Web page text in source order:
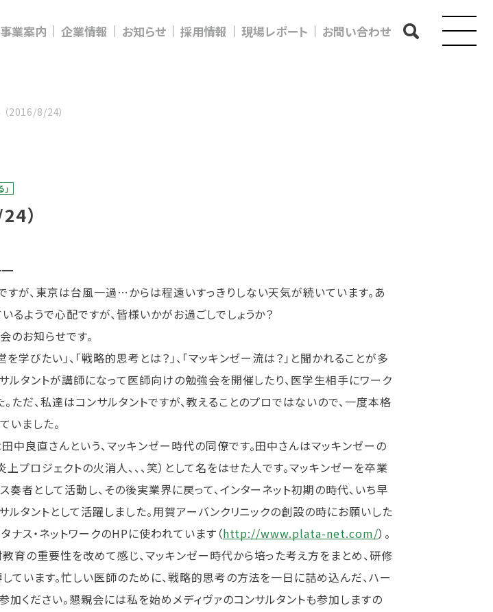
事業案内 企業情報 お知らせ 採用情報 現場レポート お問い合わせ
2016/8/24）
）
が、東京は台風一過…からは程遠いすっきりしない天気が続いています。あ
るようで心配ですが、皆様いかがお過ごしでしょうか？
のお知らせです。
学びたい」、「戦略的思考とは？」、「マッキンゼー流は？」と聞かれることが多
サルタントが講師になって医師向けの勉強会を開催したり、医学生相手にワーク
。ただ、私達はコンサルタントですが、教えることのプロではないので、一度本格
いました。
中良直さんという、マッキンゼー時代の同僚です。田中さんはマッキンゼーの
上プロジェクトの火消人、、、笑）として名をはせた人です。マッキンゼーを卒業
奏者として活動し、その後実業界に戻って、インターネット初期の時代、いち早
サルタントとして活躍しました。用賀アーバンクリニックの創設の時にお願いした
ナス・ネットワークのHPに使われています（http://www.plata-net.com/）。
育の重要性を改めて感じ、マッキンゼー時代から培った考え方をまとめ、研修
ています。忙しい医師のために、戦略的思考の方法を一日に詰め込んだ、ハー
加ください。懇親会には私を始めメディヴァのコンサルタントも参加しますの